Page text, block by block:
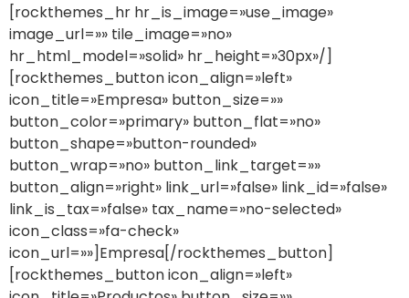
[rockthemes_hr hr_is_image=»use_image»
image_url=»» tile_image=»no»
hr_html_model=»solid» hr_height=»30px»/]
[rockthemes_button icon_align=»left»
icon_title=»Empresa» button_size=»»
button_color=»primary» button_flat=»no»
button_shape=»button-rounded»
button_wrap=»no» button_link_target=»»
button_align=»right» link_url=»false» link_id=»false»
link_is_tax=»false» tax_name=»no-selected»
icon_class=»fa-check»
icon_url=»»]Empresa[/rockthemes_button]
[rockthemes_button icon_align=»left»